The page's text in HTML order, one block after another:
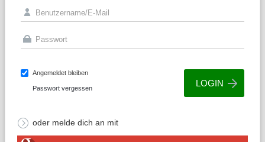
Angemeldet bleiben
Passwort vergessen
oder melde dich an mit